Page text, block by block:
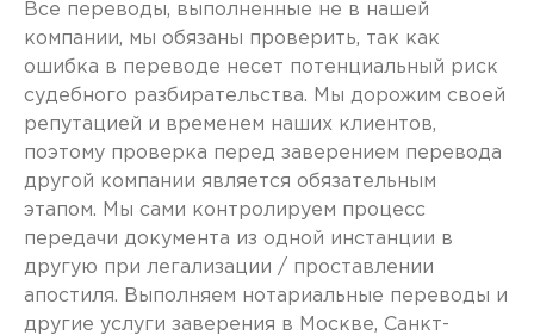
Все переводы, выполненные не в нашей
компании, мы обязаны проверить, так как
ошибка в переводе несет потенциальный риск
судебного разбирательства. Мы дорожим своей
репутацией и временем наших клиентов,
поэтому проверка перед заверением перевода
другой компании является обязательным
этапом. Мы сами контролируем процесс
передачи документа из одной инстанции в
другую при легализации / проставлении
апостиля. Выполняем нотариальные переводы и
другие услуги заверения в Москве, Санкт-